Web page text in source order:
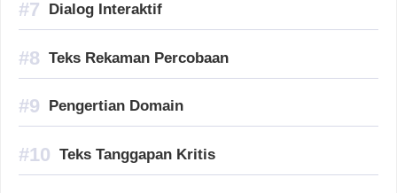
Dialog Interaktif
Teks Rekaman Percobaan
Pengertian Domain
Teks Tanggapan Kritis